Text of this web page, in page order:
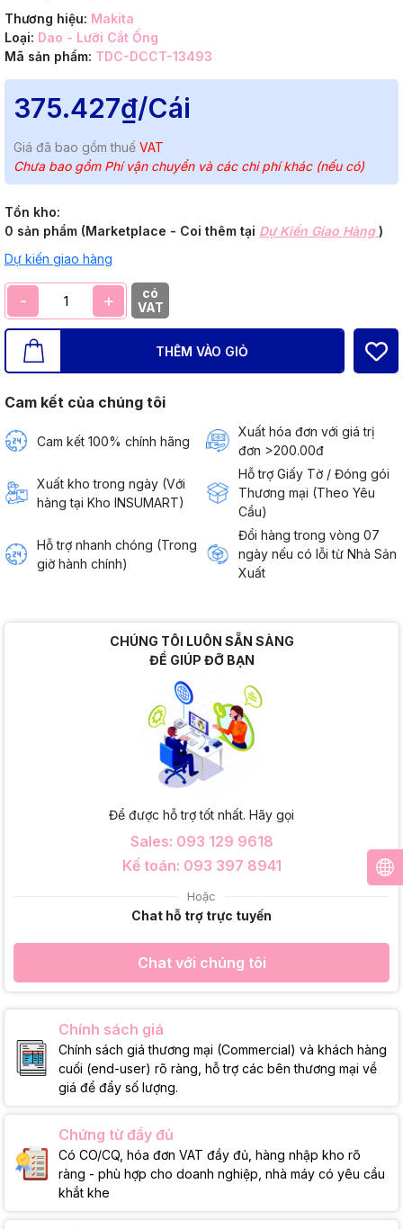
Thương hiệu: Makita
Loại: Dao - Lưỡi Cắt Ống
Mã sản phẩm: TDC-DCCT-13493
375.427₫/Cái
Giá đã bao gồm thuế VAT
Chưa bao gồm Phí vận chuyển và các chi phí khác (nếu có)
Tồn kho:
0 sản phẩm (Marketplace - Coi thêm tại Dự Kiến Giao Hàng)
Dự kiến giao hàng
- +
có
VAT
THÊM VÀO GIỎ
Cam kết của chúng tôi
Cam kết 100% chính hãng
Xuất hóa đơn với giá trị
đơn >200.00đ
Xuất kho trong ngày (Với
hàng tại Kho INSUMART)
Hỗ trợ Giấy Tờ / Đóng gói
Thương mại (Theo Yêu
Cầu)
Hỗ trợ nhanh chóng (Trong
giờ hành chính)
Đổi hàng trong vòng 07
ngày nếu có lỗi từ Nhà Sản
Xuất
CHÚNG TÔI LUÔN SẴN SÀNG
ĐỂ GIÚP ĐỠ BẠN
Để được hỗ trợ tốt nhất. Hãy gọi
Sales: 093 129 9618
Kế toán: 093 397 8941
Hoặc
Chat hỗ trợ trực tuyến
Chat với chúng tôi
Chính sách giá
Chính sách giá thương mại (Commercial) và khách hàng
cuối (end-user) rõ ràng, hỗ trợ các bên thương mại về
giá để đẩy số lượng.
Chứng từ đầy đủ
Có CO/CQ, hóa đơn VAT đầy đủ, hàng nhập kho rõ
ràng - phù hợp cho doanh nghiệp, nhà máy có yêu cầu
khắt khe